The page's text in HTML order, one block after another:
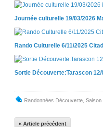
Journée culturelle 19/03/2026
Rando Culturelle 6/11/2025
Sortie Découverte:Tarascon 12/
Randonnées Découverte Saison
« Article précédent